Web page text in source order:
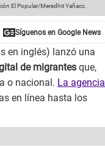
El Popular/Meredhit Yañacc.
en inglés) lanzó una
de migrantes que,
o nacional. La agencia
en línea hasta los